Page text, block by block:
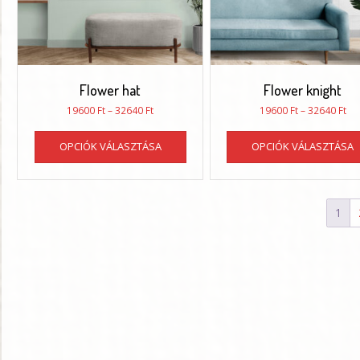
Flower hat
19600 Ft–32640 FtÁrtartomány:
32640 Ft
OPCIÓK VÁLASZTÁSA
Ennek
terméknek
több
Flower knight
19600 Ft–32640 Ft
OPCIÓK VÁLASZTÁSA
1